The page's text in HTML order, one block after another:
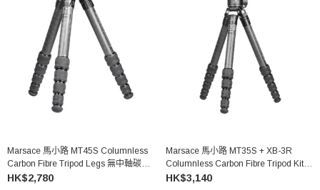
Marsace 馬小路 MT45S Columnless
Carbon Fibre Tripod Legs 無中軸碳纖
維三腳架（不含雲台）
HK$2,780
Marsace 馬小路 MT35S + XB-3R
Columnless Carbon Fibre Tripod Kit
無中軸碳纖維三腳架雲台套裝
HK$3,140